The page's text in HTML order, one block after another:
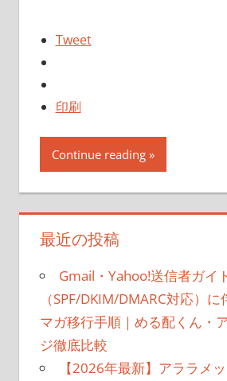
Tweet
印刷
Continue reading
最近の投稿
Gmail・Yahoo!送信者ガイ
（SPF/DKIM/DMARC対応）
マガ移行手順｜める配くん・
ジ徹底比較
【2026年最新】アララメ